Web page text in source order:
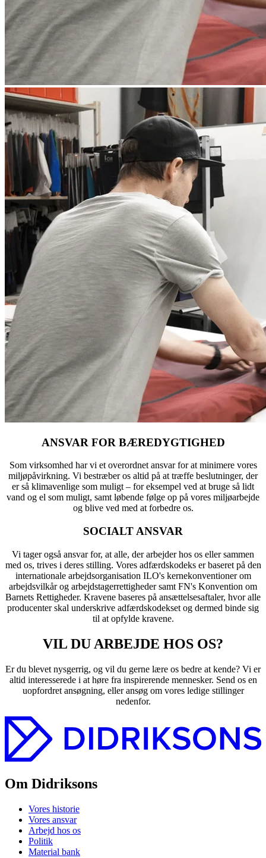
ANSVAR FOR BÆREDYGTIGHED
Som virksomhed har vi et overordnet ansvar for at minimere vores
miljøpåvirkning. Vi bestræber os altid på at træffe beslutninger, der
er så klimavenlige som muligt – for eksempel ved at bruge så lidt
vand og el som muligt, samt løbende følge op på vores miljøarbejde
og blive ved med at forbedre os.
SOCIALT ANSVAR
Vi tager også ansvar for, at alle, der arbejder hos os eller sammen
med os, trives i deres stilling. Vores adfærdskodeks er baseret på den
internationale arbejdsorganisation ILO's kernekonventioner om
arbejdsvilkår og arbejdstagerrettigheder samt FN's Konvention om
Barnets Rettigheder. Kravene baseres på ansættelsesaftaler, hvor alle
producenter skal underskrive adfærdskodekset og dermed binde sig
til at opfylde kravene.
VIL DU ARBEJDE HOS OS?
Er du blevet nysgerrig, og vil du gerne lære os bedre at kende? Vi er
altid interesserede i at høre fra inspirerende mennesker. Send os en
uopfordret ansøgning, eller ansøg om vores ledige stillinger
nedenfor.
Om Didriksons
Vores historie
Vores ansvar
Arbejd hos os
Politik
Material bank